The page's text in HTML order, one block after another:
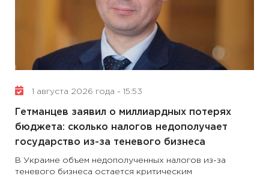
1 августа 2026 года - 15:53
Гетманцев заявил о миллиардных потерях
бюджета: сколько налогов недополучает
государство из-за теневого бизнеса
В Украине объем недополученных налогов из-за
теневого бизнеса остается критическим